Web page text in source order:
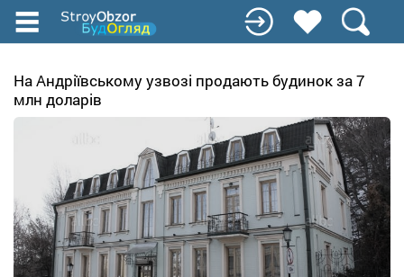
Перейти
содержанию
На Андріївському узвозі продають будинок за 7
млн доларів